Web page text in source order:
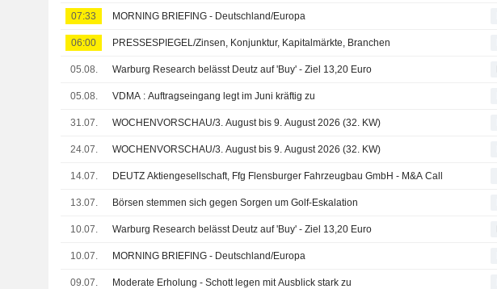
07:33 MORNING BRIEFING - Deutschland/Europa
06:00 PRESSESPIEGEL/Zinsen, Konjunktur, Kapitalmärkte, Branchen
05.08. Warburg Research belässt Deutz auf 'Buy' - Ziel 13,20 Euro
05.08. VDMA : Auftragseingang legt im Juni kräftig zu
31.07. WOCHENVORSCHAU/3. August bis 9. August 2026 (32. KW)
24.07. WOCHENVORSCHAU/3. August bis 9. August 2026 (32. KW)
14.07. DEUTZ Aktiengesellschaft, Ffg Flensburger Fahrzeugbau GmbH - M&A Call
13.07. Börsen stemmen sich gegen Sorgen um Golf-Eskalation
10.07. Warburg Research belässt Deutz auf 'Buy' - Ziel 13,20 Euro
10.07. MORNING BRIEFING - Deutschland/Europa
09.07. Moderate Erholung - Schott legen mit Ausblick stark zu